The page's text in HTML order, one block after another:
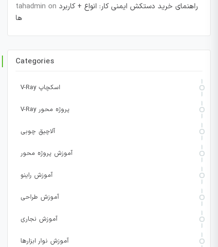
tahadmin on راهنمای خرید دستکش ایمنی کار: انواع + کاربرد
ها
Categories
V-Ray اسکچاپ
V-Ray پروژه محور
آلاچیق چوبی
آموزش پروژه محور
آموزش راینو
آموزش طراحی
آموزش نجاری
آموزش نوار ابزارها